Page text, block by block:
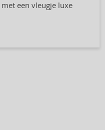
een vleugje luxe